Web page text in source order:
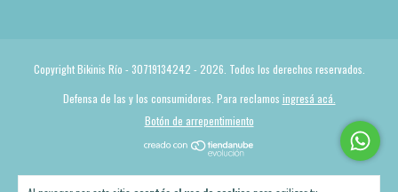
Copyright Bikinis Río - 30719134242 - 2026. Todos los derechos reservados.
Defensa de las y los consumidores. Para reclamos ingresá acá.
Botón de arrepentimiento